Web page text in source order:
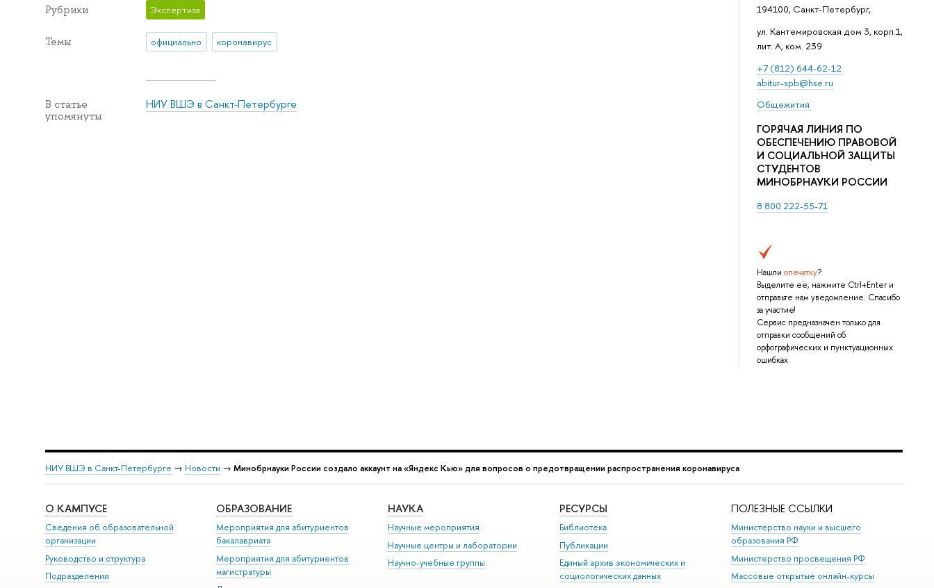
194100, Санкт-Петербург,
ул. Кантемировская дом 3, корп.1,
лит. А, ком. 239
+7 (812) 644-62-12
abitur-spb@hse.ru
Общежития
ГОРЯЧАЯ ЛИНИЯ ПО
ОБЕСПЕЧЕНИЮ ПРАВОВОЙ
И СОЦИАЛЬНОЙ ЗАЩИТЫ
СТУДЕНТОВ
МИНОБРНАУКИ РОССИИ
8 800 222-55-71
Нашли опечатку?
Выделите её, нажмите Ctrl+Enter и
отправьте нам уведомление. Спасибо
за участие!
Сервис предназначен только для
отправки сообщений об
орфографических и пунктуационных
ошибках.
Рубрики Экспертиза
Темы официально коронавирус
В статье
упомянуты
НИУ ВШЭ в Санкт-Петербурге
НИУ ВШЭ в Санкт-Петербурге → Новости → Минобрнауки России создало аккаунт на «Яндекс Кью» для вопросов о предотвращении распространения коронавируса
О КАМПУСЕ
Сведения об образовательной
организации
Руководство и структура
Подразделения
ОБРАЗОВАНИЕ
Мероприятия для абитуриентов
бакалавриата
Мероприятия для абитуриентов
магистратуры
НАУКА
Научные мероприятия
Научные центры и лаборатории
Научно-учебные группы
РЕСУРСЫ
Библиотека
Публикации
Единый архив экономических и
социологических данных
ПОЛЕЗНЫЕ ССЫЛКИ
Министерство науки и высшего
образования РФ
Министерство просвещения РФ
Массовые открытые онлайн-курсы